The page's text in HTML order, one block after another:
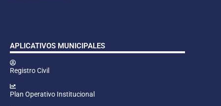
APLICATIVOS MUNICIPALES
Registro Civil
Plan Operativo Institucional